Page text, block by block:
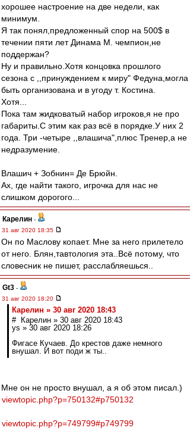
хорошее настроение на две недели, как
минимум.
Я так понял,предложенный спор на 500$ в
течении пяти лет Динама М. чемпион,не
поддержан?
Ну и правильно.Хотя концовка прошлого
сезона с ,,принуждением к миру" Федуна,могла
быть организована и в угоду т. Костина.
Хотя...
Пока там жидковатый набор игроков,я не про
габариты.С этим как раз всё в порядке.У них 2
года. Три -четыре ,,влашича",плюс Тренер,а не
недразумение.
Влашич + Зобнин= Де Брюйн.
Ах, где найти такого, игрочка для нас не
слишком дорогого...
Карелин -
31 авг 2020 18:35
Он по Маслову копает. Мне за него прилетело
от него. Блян,тавтология эта..Всё потому, что
словесник не пишет, расслабляешься..
Gt3 -
31 авг 2020 18:20
Карелин » 30 авг 2020 18:43
# Карелин » 30 авг 2020 18:43
ys » 30 авг 2020 18:26
Фигасе Кучаев. До крестов даже немного
внушал. И вот поди ж ты..
Мне он не просто внушал, а я об этом писал.)
viewtopic.php?p=750132#p750132
viewtopic.php?p=749799#p749799